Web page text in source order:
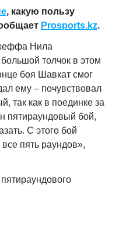
, какую пользу
Prosports.kz.
Нила
толчок в этом
боя Шавкат смог
ему – почувствовал
так как в поединке за
пятираундовый бой,
С этого бой
пять раундов»,